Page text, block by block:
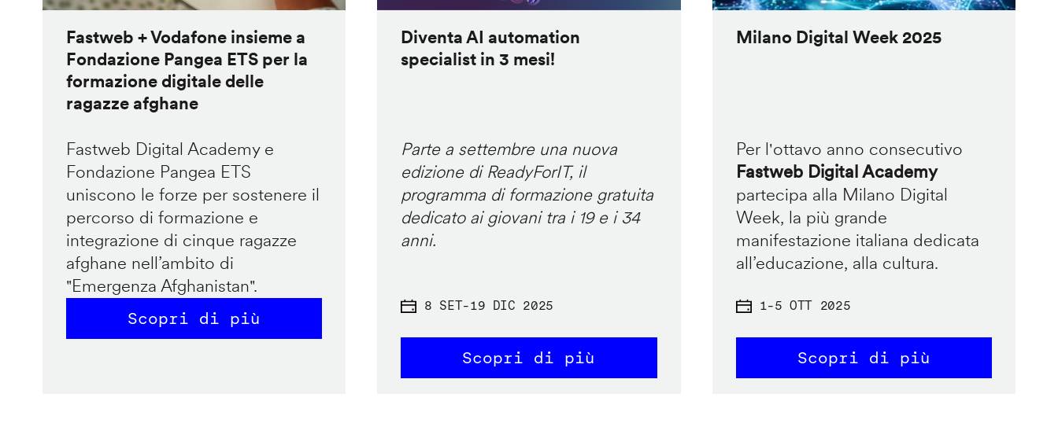
Fastweb + Vodafone insieme a
Fondazione Pangea ETS per la
formazione digitale delle
ragazze afghane
Fastweb Digital Academy e
Fondazione Pangea ETS
uniscono le forze per sostenere il
percorso di formazione e
integrazione di cinque ragazze
afghane nell’ambito di
"Emergenza Afghanistan".
Scopri di più
Diventa AI automation
specialist in 3 mesi!
Parte a settembre una nuova
edizione di ReadyForIT, il
programma di formazione gratuita
dedicato ai giovani tra i 19 e i 34
anni.
8 SET-19 DIC 2025
Scopri di più
Milano Digital Week 2025
Per l'ottavo anno consecutivo
Fastweb Digital Academy
partecipa alla Milano Digital
Week, la più grande
manifestazione italiana dedicata
all’educazione, alla cultura.
1-5 OTT 2025
Scopri di più